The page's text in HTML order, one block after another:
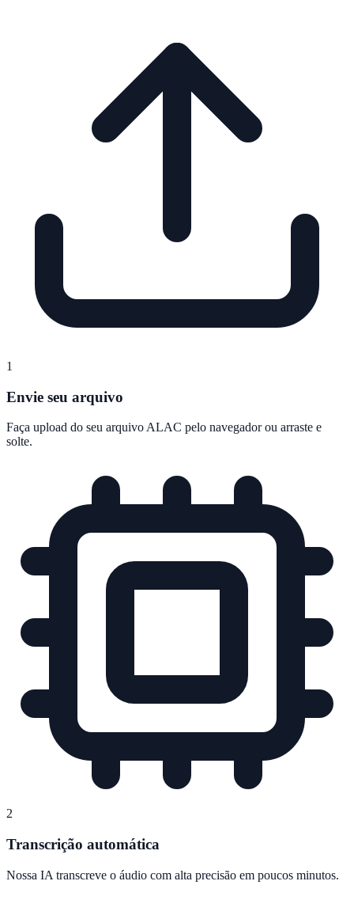
1
Envie seu arquivo
Faça upload do seu arquivo ALAC pelo navegador ou arraste e
solte.
2
Transcrição automática
Nossa IA transcreve o áudio com alta precisão em poucos minutos.